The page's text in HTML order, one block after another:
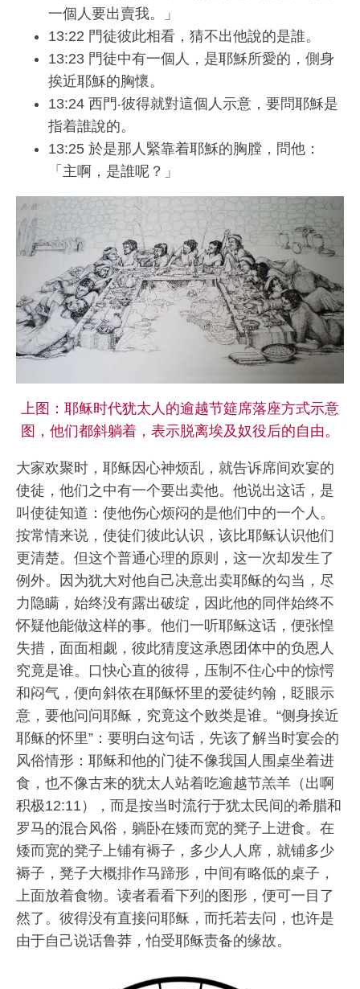
一個人要出賣我。」
13:22 門徒彼此相看，猜不出他說的是誰。
13:23 門徒中有一個人，是耶穌所愛的，側身
挨近耶穌的胸懷。
13:24 西門‧彼得就對這個人示意，要問耶穌是
指着誰說的。
13:25 於是那人緊靠着耶穌的胸膛，問他：
「主啊，是誰呢？」
上图：耶稣时代犹太人的逾越节筵席落座方式示意
图，他们都斜躺着，表示脱离埃及奴役后的自由。
大家欢聚时，耶稣因心神烦乱，就告诉席间欢宴的
使徒，他们之中有一个要出卖他。他说出这话，是
叫使徒知道：使他伤心烦闷的是他们中的一个人。
按常情来说，使徒们彼此认识，该比耶稣认识他们
更清楚。但这个普通心理的原则，这一次却发生了
例外。因为犹大对他自己决意出卖耶稣的勾当，尽
力隐瞒，始终没有露出破绽，因此他的同伴始终不
怀疑他能做这样的事。他们一听耶稣这话，便张惶
失措，面面相觑，彼此猜度这承恩团体中的负恩人
究竟是谁。口快心直的彼得，压制不住心中的惊愕
和闷气，便向斜依在耶稣怀里的爱徒约翰，眨眼示
意，要他问问耶稣，究竟这个败类是谁。“侧身挨近
耶稣的怀里”：要明白这句话，先该了解当时宴会的
风俗情形：耶稣和他的门徒不像我国人围桌坐着进
食，也不像古来的犹太人站着吃逾越节羔羊（出啊
积极12:11），而是按当时流行于犹太民间的希腊和
罗马的混合风俗，躺卧在矮而宽的凳子上进食。在
矮而宽的凳子上铺有褥子，多少人人席，就铺多少
褥子，凳子大概排作马蹄形，中间有略低的桌子，
上面放着食物。读者看看下列的图形，便可一目了
然了。彼得没有直接问耶稣，而托若去问，也许是
由于自己说话鲁莽，怕受耶稣责备的缘故。